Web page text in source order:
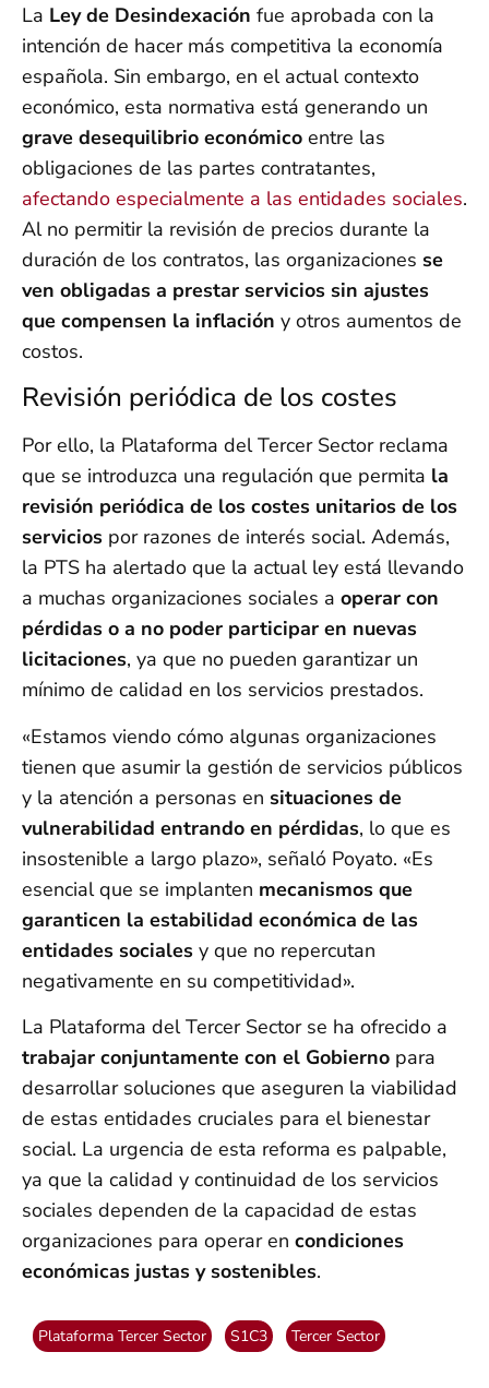
La Ley de Desindexación fue aprobada con la
intención de hacer más competitiva la economía
española. Sin embargo, en el actual contexto
económico, esta normativa está generando un
grave desequilibrio económico entre las
obligaciones de las partes contratantes,
afectando especialmente a las entidades sociales.
Al no permitir la revisión de precios durante la
duración de los contratos, las organizaciones se
ven obligadas a prestar servicios sin ajustes
que compensen la inflación y otros aumentos de
costos.
Revisión periódica de los costes
Por ello, la Plataforma del Tercer Sector reclama
que se introduzca una regulación que permita la
revisión periódica de los costes unitarios de los
servicios por razones de interés social. Además,
la PTS ha alertado que la actual ley está llevando
a muchas organizaciones sociales a operar con
pérdidas o a no poder participar en nuevas
licitaciones, ya que no pueden garantizar un
mínimo de calidad en los servicios prestados.
«Estamos viendo cómo algunas organizaciones
tienen que asumir la gestión de servicios públicos
y la atención a personas en situaciones de
vulnerabilidad entrando en pérdidas, lo que es
insostenible a largo plazo», señaló Poyato. «Es
esencial que se implanten mecanismos que
garanticen la estabilidad económica de las
entidades sociales y que no repercutan
negativamente en su competitividad».
La Plataforma del Tercer Sector se ha ofrecido a
trabajar conjuntamente con el Gobierno para
desarrollar soluciones que aseguren la viabilidad
de estas entidades cruciales para el bienestar
social. La urgencia de esta reforma es palpable,
ya que la calidad y continuidad de los servicios
sociales dependen de la capacidad de estas
organizaciones para operar en condiciones
económicas justas y sostenibles.
Plataforma Tercer Sector S1C3 Tercer Sector